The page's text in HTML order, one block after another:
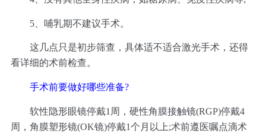
5、哺乳期不建议手术。
这几点只是初步筛查，具体适不适合激光手术，还得
看详细的术前检查。
手术前要做好哪些准备?
软性隐形眼镜停戴1周，硬性角膜接触镜(RGP)停戴4
周，角膜塑形镜(OK镜)停戴1个月以上;术前遵医嘱点滴术